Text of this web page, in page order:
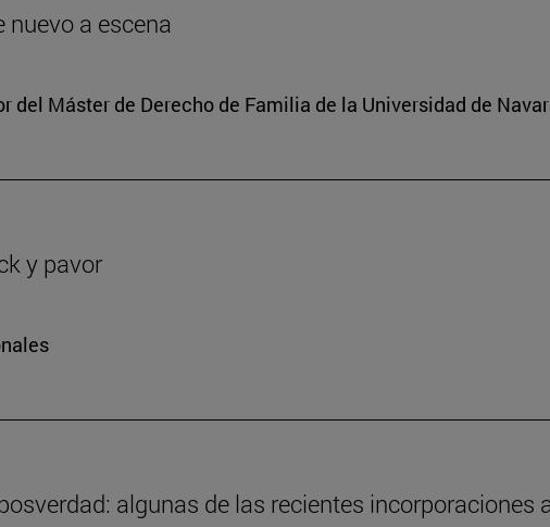
nuevo a escena
del Máster de Derecho de Familia de la Universidad de
y pavor
algunas de las recientes incorporaciones